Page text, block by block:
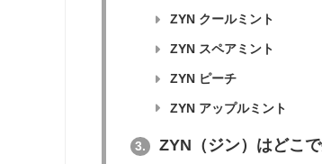
ZYN クールミント
ZYN スペアミント
ZYN ピーチ
ZYN アップルミント
3. ZYN（ジン）はどこ